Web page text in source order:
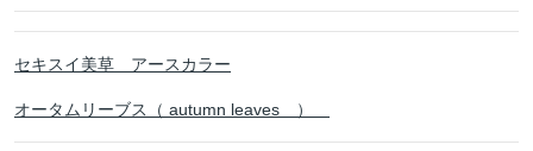
セキスイ美草 アースカラー
オータムリーブス（ autumn leaves ）